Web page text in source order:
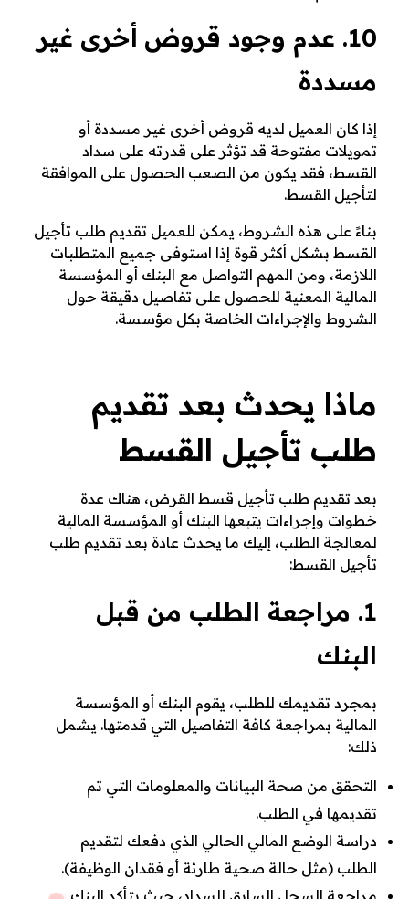
10. عدم وجود قروض أخرى غير
مسددة
إذا كان العميل لديه قروض أخرى غير مسددة أو
تمويلات مفتوحة قد تؤثر على قدرته على سداد
القسط، فقد يكون من الصعب الحصول على الموافقة
لتأجيل القسط.
بناءً على هذه الشروط، يمكن للعميل تقديم طلب تأجيل
القسط بشكل أكثر قوة إذا استوفى جميع المتطلبات
اللازمة، ومن المهم التواصل مع البنك أو المؤسسة
المالية المعنية للحصول على تفاصيل دقيقة حول
الشروط والإجراءات الخاصة بكل مؤسسة.
ماذا يحدث بعد تقديم
طلب تأجيل القسط
بعد تقديم طلب تأجيل قسط القرض، هناك عدة
خطوات وإجراءات يتبعها البنك أو المؤسسة المالية
لمعالجة الطلب، إليك ما يحدث عادة بعد تقديم طلب
تأجيل القسط:
1. مراجعة الطلب من قبل
البنك
بمجرد تقديمك للطلب، يقوم البنك أو المؤسسة
المالية بمراجعة كافة التفاصيل التي قدمتها. يشمل
ذلك:
التحقق من صحة البيانات والمعلومات التي تم
تقديمها في الطلب.
دراسة الوضع المالي الحالي الذي دفعك لتقديم
الطلب (مثل حالة صحية طارئة أو فقدان الوظيفة).
مراجعة السجل السابق للسداد، حيث يتأكد البنك